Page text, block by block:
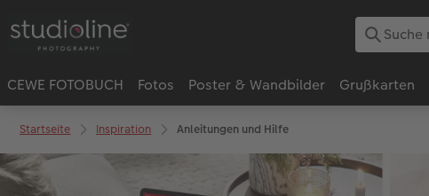
CEWE FOTOBUCH Fotos Poster & Wandbilder Grußkarten
Startseite Inspiration Anleitungen und Hilfe